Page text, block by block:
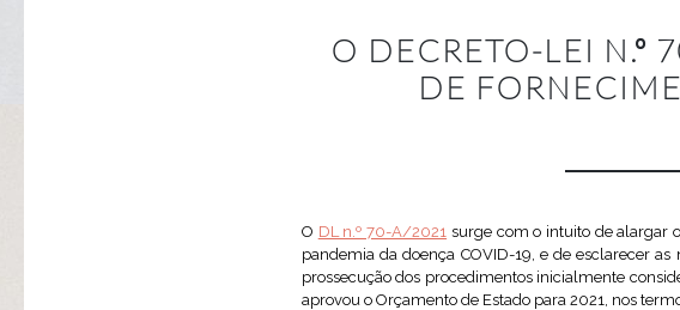
O DECRETO-LEI N.º
DE
O DL n.º 70-A/2021 surge com o intuito de alargar
pandemia da doença COVID-19, e de esclarecer
prossecução dos procedimentos inicialmente
aprovou o Orçamento de Estado para 2021, nos